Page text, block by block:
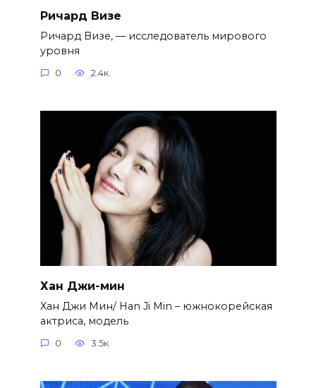
Ричард Визе
Ричард Визе, — исследователь мирового
уровня
0 2.4к.
Хан Джи-мин
Хан Джи Мин/ Han Ji Min – южнокорейская
актриса, модель
0 3.5к.